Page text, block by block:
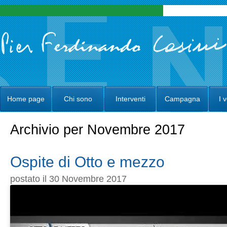
Home page Chi sono Interventi Campagna I
Archivio per Novembre 2017
Ospite di Otto e mezzo
postato il 30 Novembre 2017